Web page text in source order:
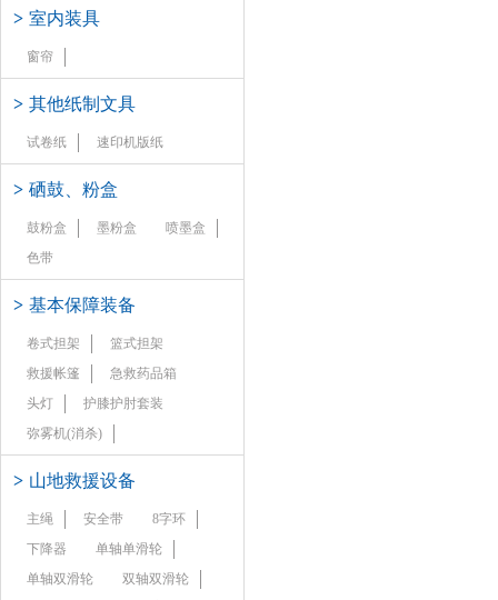
> 室内装具
窗帘
> 其他纸制文具
试卷纸 速印机版纸
> 硒鼓、粉盒
鼓粉盒 墨粉盒
喷墨盒
色带
> 基本保障装备
卷式担架
篮式担架
救援帐篷
急救药品箱
头灯
护膝护肘套装
弥雾机(消杀)
> 山地救援设备
主绳 安全带
8字环
下降器
单轴单滑轮
单轴双滑轮
双轴双滑轮